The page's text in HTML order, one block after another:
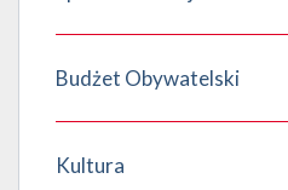
Budżet Obywatelski
Kultura